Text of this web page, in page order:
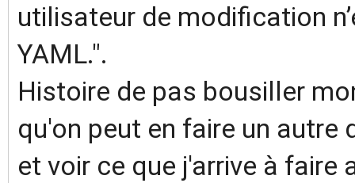
utilisateur de modification
YAML.".
Histoire de pas bousiller
qu'on peut en faire un autre
et voir ce que j'arrive à faire